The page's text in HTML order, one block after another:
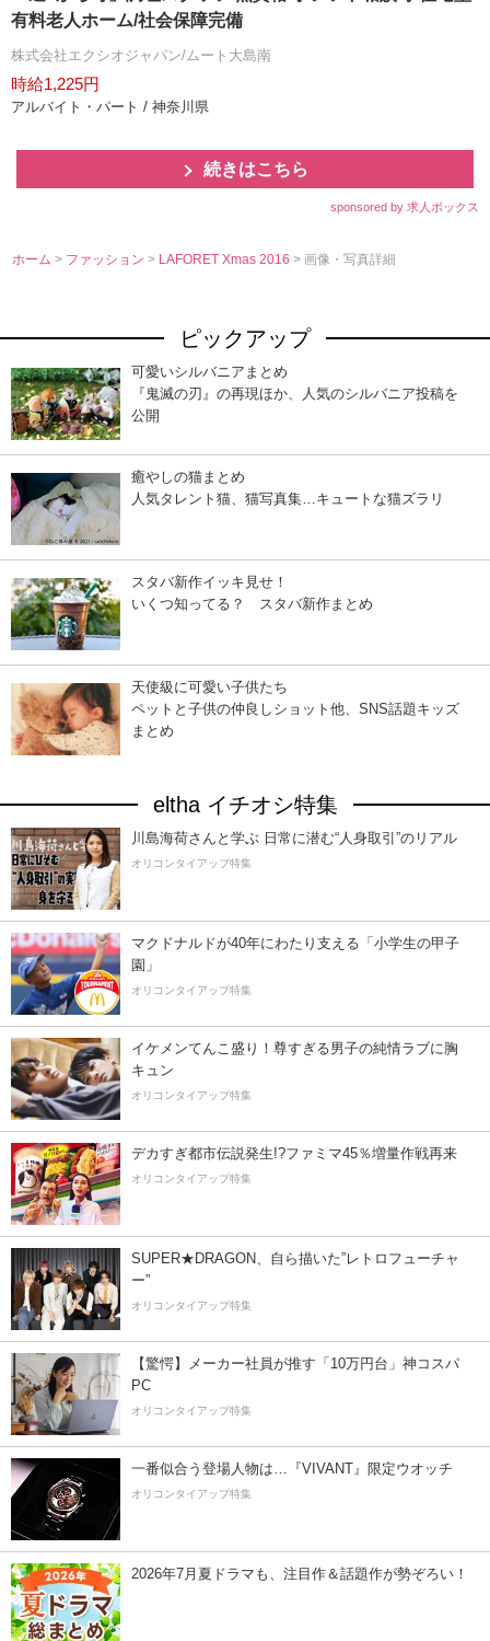
有料老人ホーム/社会保障完備
株式会社エクシオジャパン/ムート大島南
時給1,225円
アルバイト・パート / 神奈川県
続きはこちら
sponsored by 求人ボックス
ホーム > ファッション> LAFORET Xmas 2016> 画像・写真詳細
ピックアップ
可愛いシルバニアまとめ
『鬼滅の刃』の再現ほか、人気のシルバニア投稿を
公開
癒やしの猫まとめ
人気タレント猫、猫写真集…キュートな猫ズラリ
スタバ新作イッキ見せ！
いくつ知ってる？ スタバ新作まとめ
天使級に可愛い子供たち
ペットと子供の仲良しショット他、SNS話題キッズ
まとめ
eltha イチオシ特集
川島海荷さんと学ぶ 日常に潜む“人身取引”のリアル
オリコンタイアップ特集
マクドナルドが40年にわたり支える「小学生の甲子
園」
オリコンタイアップ特集
イケメンてんこ盛り！尊すぎる男子の純情ラブに胸
キュン
オリコンタイアップ特集
デカすぎ都市伝説発生!?ファミマ45％増量作戦再来
オリコンタイアップ特集
SUPER★DRAGON、自ら描いた”レトロフューチャ
ー”
オリコンタイアップ特集
【驚愕】メーカー社員が推す「10万円台」神コスパ
PC
オリコンタイアップ特集
一番似合う登場人物は…『VIVANT』限定ウオッチ
オリコンタイアップ特集
2026年7月夏ドラマも、注目作＆話題作が勢ぞろい！